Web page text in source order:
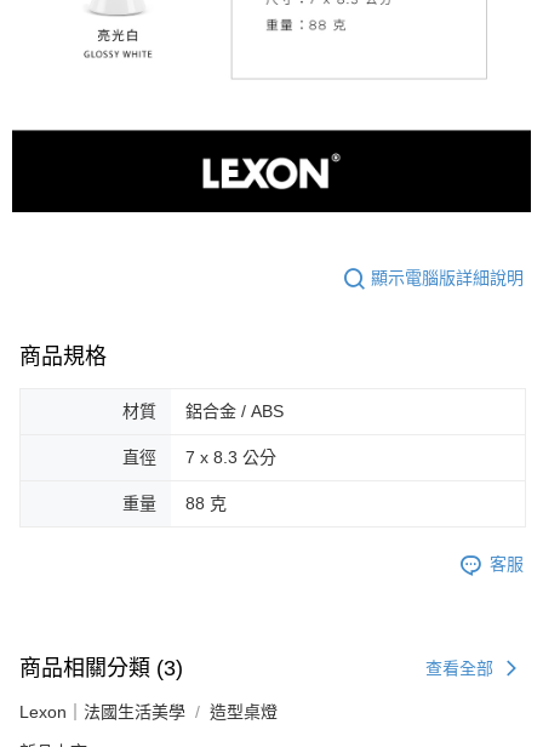
顯示電腦版詳細說明
商品規格
材質 鋁合金 / ABS
直徑 7 x 8.3 公分
重量 88 克
客服
商品相關分類 (3) 查看全部
Lexon｜法國生活美學 造型桌燈